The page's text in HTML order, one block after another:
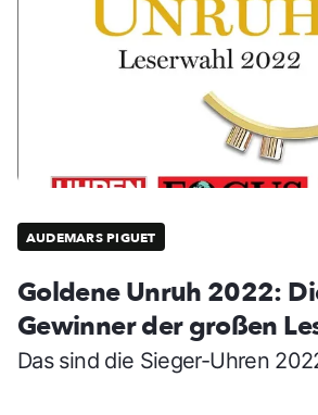
AUDEMARS PIGUET
Goldene Unruh 2022:
Gewinner der großen
Das sind die Sieger-Uhren